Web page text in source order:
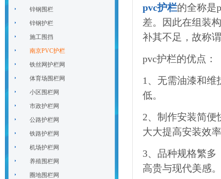
锌钢围栏
锌钢护栏
施工围挡
南京PVC护栏
铁丝网护栏网
体育场围栏网
小区围栏网
市政护栏网
公路护栏网
铁路护栏网
机场护栏网
养殖围栏网
圈地围栏网
pvc护栏的全称是
差。因此在组装
补其不足，故称
pvc护栏的优点：
1、无需油漆和
低。
2、制作安装简便
大大提高安装效
3、品种规格繁多
高贵与现代美感。